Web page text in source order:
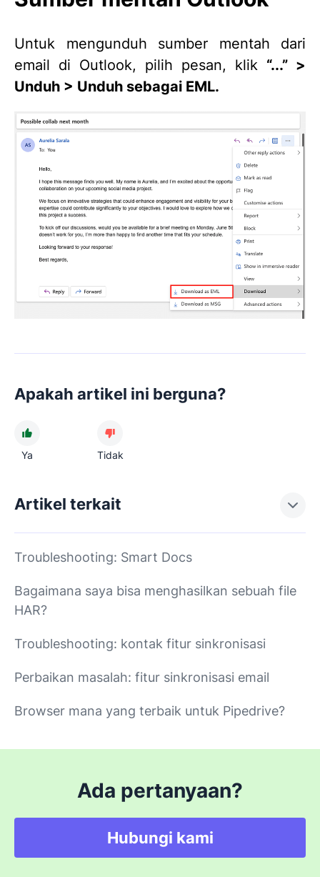
Untuk mengunduh sumber mentah dari
email di Outlook, pilih pesan, klik “...” >
Unduh > Unduh sebagai EML.
Apakah artikel ini berguna?
Ya Tidak
Artikel terkait
Troubleshooting: Smart Docs
Bagaimana saya bisa menghasilkan sebuah file
HAR?
Troubleshooting: kontak fitur sinkronisasi
Perbaikan masalah: fitur sinkronisasi email
Browser mana yang terbaik untuk Pipedrive?
Ada pertanyaan?
Hubungi kami